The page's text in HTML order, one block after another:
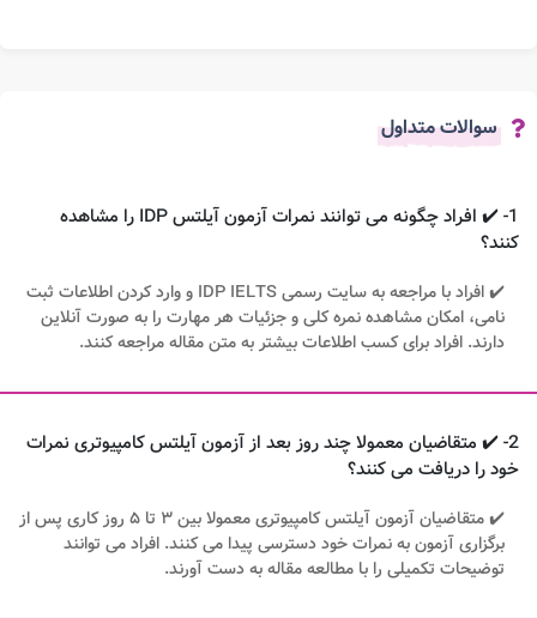
سوالات متداول
1- ✔️ افراد چگونه می توانند نمرات آزمون آیلتس IDP را مشاهده
کنند؟
✔️ افراد با مراجعه به سایت رسمی IDP IELTS و وارد کردن اطلاعات ثبت
نامی، امکان مشاهده نمره کلی و جزئیات هر مهارت را به صورت آنلاین
دارند. افراد برای کسب اطلاعات بیشتر به متن مقاله مراجعه کنند.
2- ✔️ متقاضیان معمولا چند روز بعد از آزمون آیلتس کامپیوتری نمرات
خود را دریافت می کنند؟
✔️ متقاضیان آزمون آیلتس کامپیوتری معمولا بین ۳ تا ۵ روز کاری پس از
برگزاری آزمون به نمرات خود دسترسی پیدا می کنند. افراد می توانند
توضیحات تکمیلی را با مطالعه مقاله به دست آورند.